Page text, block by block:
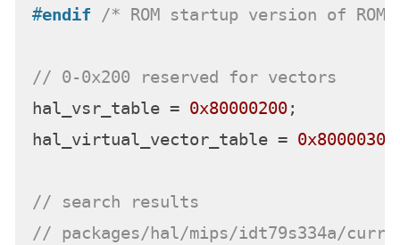
#endif /* ROM startup version of
// 0-0x200 reserved for vectors
hal_vsr_table = 0x80000200;
hal_virtual_vector_table = 0x80000300
// search results
// packages/hal/mips/idt79s334a/